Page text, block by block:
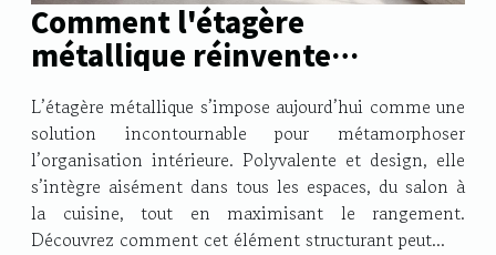
Comment l'étagère
métallique réinvente
l'organisation intérieure ?
L’étagère métallique s’impose aujourd’hui comme une
solution incontournable pour métamorphoser
l’organisation intérieure. Polyvalente et design, elle
s’intègre aisément dans tous les espaces, du salon à
la cuisine, tout en maximisant le rangement.
Découvrez comment cet élément structurant peut...